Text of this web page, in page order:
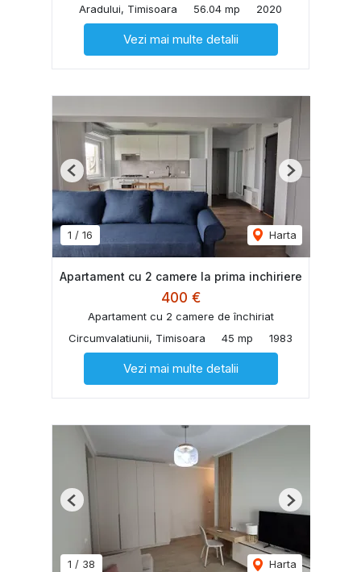
Aradului, Timisoara
56.04 mp 2020
Vezi mai multe detalii
1 / 16 Harta
Previous Next
Apartament cu 2 camere la prima inchiriere
400 €
Apartament cu 2 camere de închiriat
Circumvalatiunii, Timisoara
45 mp 1983
Vezi mai multe detalii
1 / 38 Harta
Previous Next